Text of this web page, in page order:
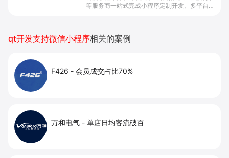
等服务商一站式完成小程序定制开发、多平台联
qt开发支持微信小程序相关的案例
F426 - 会员成交占比70%
万和电气 - 单店日均客流破百